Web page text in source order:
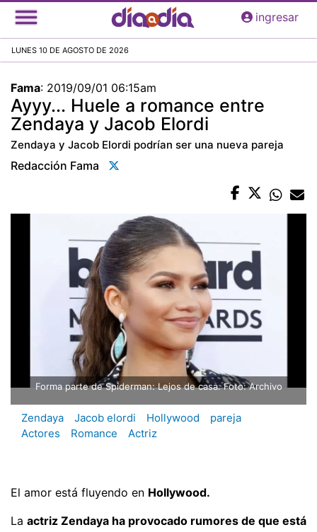
Pasar
al
principal
ingresar
LUNES 10 DE AGOSTO DE 2026
Fama: 2019/09/01 06:15am
Ayyy... Huele a romance entre
Zendaya y Jacob Elordi
Zendaya y Jacob Elordi podrían ser una nueva pareja
Redacción Fama
Forma parte de Spiderman: Lejos de casa. Foto: Archivo
Zendaya Jacob elordi Hollywood
pareja
Actores
Romance Actriz
El amor está fluyendo en Hollywood.
La actriz Zendaya ha provocado rumores de que está